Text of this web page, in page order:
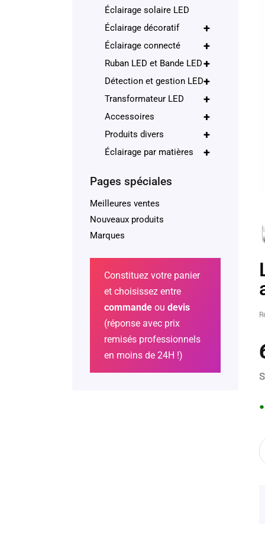
●
Éclairage solaire LED
+
Éclairage décoratif
+
Éclairage connecté
+
Ruban LED et Bande LED
+
Détection et gestion LED
+
Transformateur LED
+
Accessoires
+
Produits divers
+
Éclairage par matières
Pages spéciales
Meilleures ventes
Nouveaux produits
Marques
Constituez votre panier
et choisissez entre
commande ou devis
(réponse avec prix
remisés professionnels
en moins de 24H !)